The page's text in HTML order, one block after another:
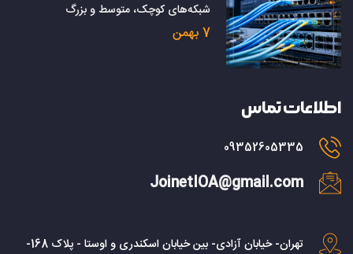
شبکه‌های کوچک، متوسط و بزرگ
7 بهمن
اطلاعات تماس
09352605335
JoinetIOA@gmail.com
تهران- خیابان آزادی- بین خیابان اسکندری و اوستا - پلاک 168-